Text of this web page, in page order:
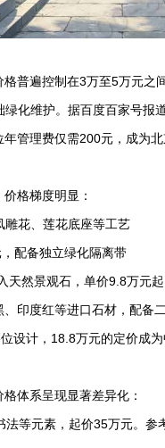
普遍控制在3万至5万元之
化维护。据百度百家号报
管理费仅需200元，成为北
格梯度明显：
花、莲花底座等工艺
配备独立绿化隔离带
天然景观石，单价9.8万元起
印度红等进口石材，配备
设计，18.8万元的定价成为
体系呈现显著差异化：
等元素，起价35万元。